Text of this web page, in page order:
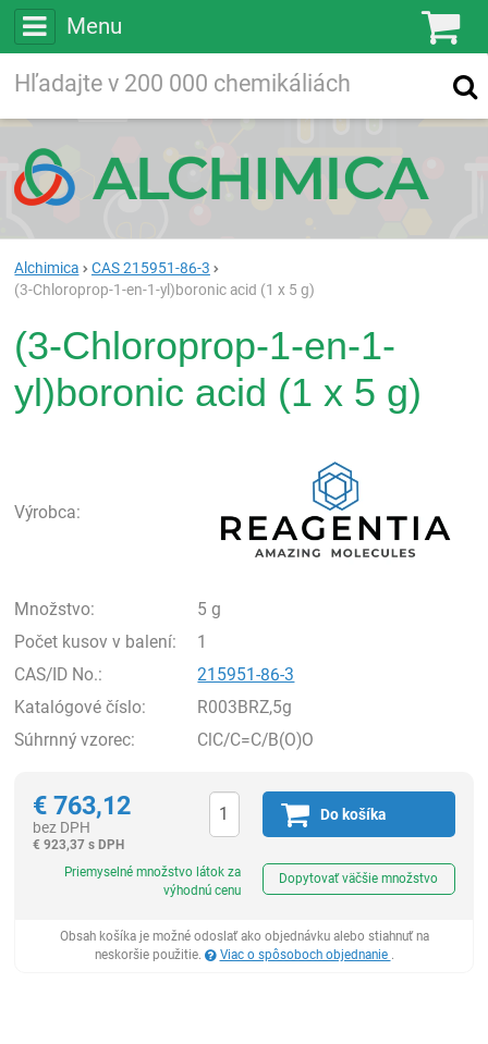
Menu
Vyhľadávanie
Alchimica
CAS 215951-86-3
(3-Chloroprop-1-en-1-yl)boronic acid (1 x 5 g)
(3-Chloroprop-1-en-1-
yl)boronic acid (1 x 5 g)
Výrobca:
Množstvo:
5 g
Počet kusov v balení:
1
CAS/ID No.:
215951-86-3
Katalógové číslo:
R003BRZ,5g
Súhrnný vzorec:
ClC/C=C/B(O)O
€ 763,12
bez DPH
€ 923,37 s DPH
Do košíka
Priemyselné množstvo látok za
výhodnú cenu
Dopytovať väčšie množstvo
Obsah košíka je možné odoslať ako objednávku alebo stiahnuť na
neskoršie použitie.
Viac o spôsoboch objednanie .